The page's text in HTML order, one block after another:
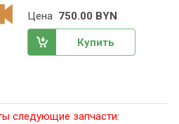
Цена 750.00 BYN
Купить
следующие запчасти: